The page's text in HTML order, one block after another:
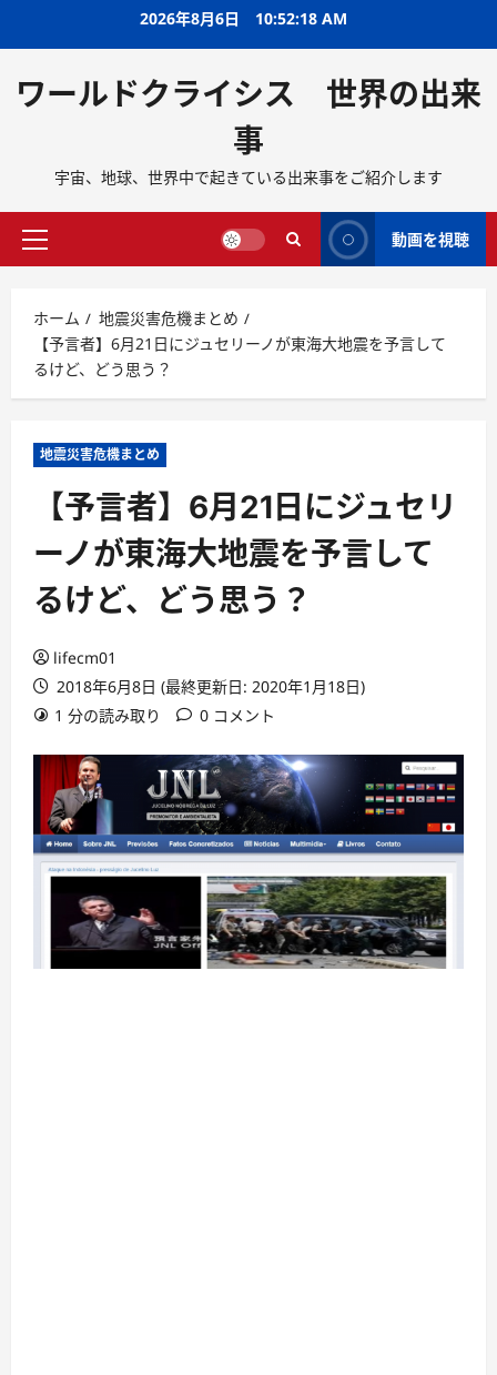
2026年8月6日 10:52:19 AM
ワールドクライシス 世界の出来
事
宇宙、地球、世界中で起きている出来事をご紹介します
動画を視聴
ホーム
地震災害危機まとめ
【予言者】6月21日にジュセリーノが東海大地震を予言して
るけど、どう思う？
地震災害危機まとめ
【予言者】6月21日にジュセリ
ーノが東海大地震を予言して
るけど、どう思う？
lifecm01
2018年6月8日 (最終更新日: 2020年1月18日)
1 分の読み取り
0 コメント